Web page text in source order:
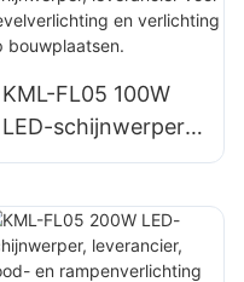
KML-FL05 100W
LED-schijnwerper,
leverancier voor
verlichting op
bouwplaatsen.